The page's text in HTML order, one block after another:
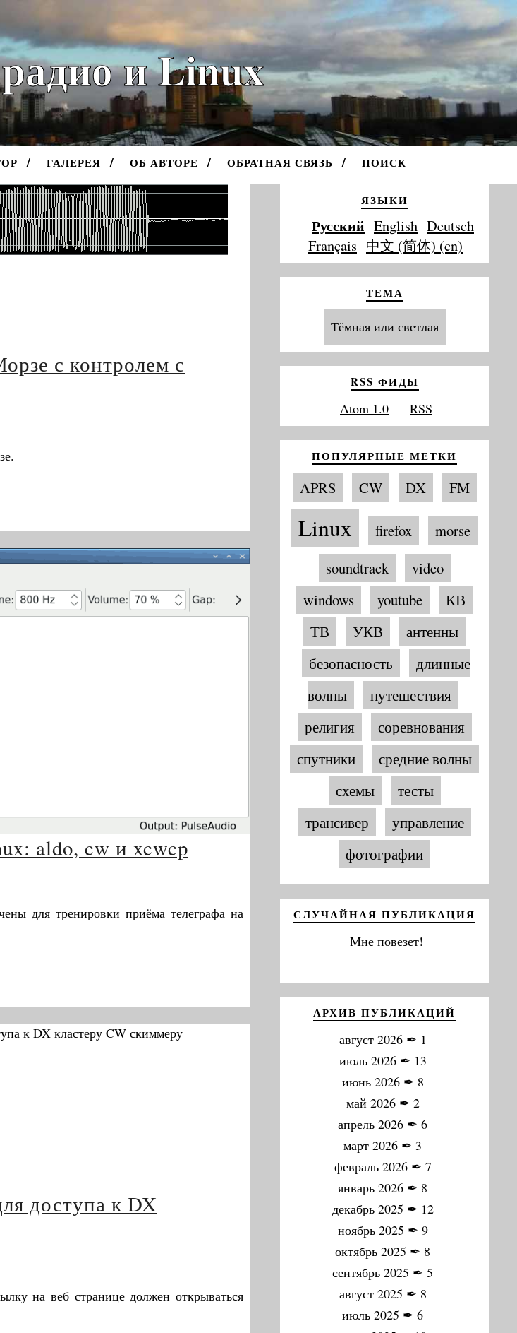
и Linux
ГАЛЕРЕЯ ОБ АВТОРЕ ОБРАТНАЯ СВЯЗЬ ПОИСК
с контролем с
aldo, cw и xcwcp
для тренировки приёма телеграфа на
доступа к DX
на веб странице должен открываться
ЯЗЫКИ
Русский English Deutsch
Français 中文 (简体) (cn)
ТЕМА
Тёмная или светлая
RSS ФИДЫ
Atom 1.0 RSS
ПОПУЛЯРНЫЕ МЕТКИ
APRS CW DX FM
Linux firefox
morse
soundtrack
video
windows
youtube
КВ
ТВ
УКВ
антенны
безопасность
длинные
волны
путешествия
религия
соревнования
спутники
средние волны
схемы
тесты
трансивер
управление
фотографии
СЛУЧАЙНАЯ ПУБЛИКАЦИЯ
Мне повезет!
АРХИВ ПУБЛИКАЦИЙ
август 2026✒ 1
июль 2026✒ 13
июнь 2026✒ 8
май 2026✒ 2
апрель 2026 ✒ 6
март 2026 ✒ 3
февраль 2026✒ 7
январь 2026 ✒ 8
декабрь 2025 ✒ 12
ноябрь 2025 ✒ 9
октябрь 2025 ✒ 8
сентябрь 2025 ✒ 5
август 2025 ✒ 8
июль 2025 ✒ 6